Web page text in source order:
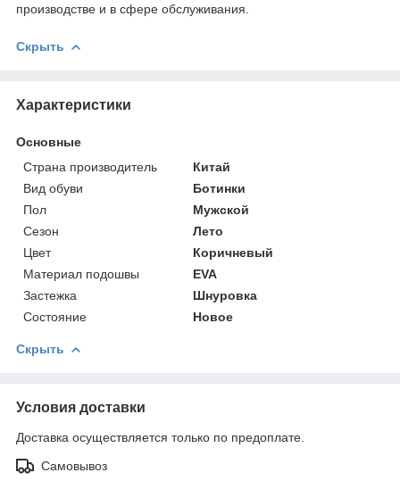
производстве и в сфере обслуживания.
Скрыть
Характеристики
Основные
Страна производитель
Китай
Вид обуви
Ботинки
Пол
Мужской
Сезон
Лето
Цвет
Коричневый
Материал подошвы
EVA
Застежка
Шнуровка
Состояние
Новое
Скрыть
Условия доставки
Доставка осуществляется только по предоплате.
Самовывоз